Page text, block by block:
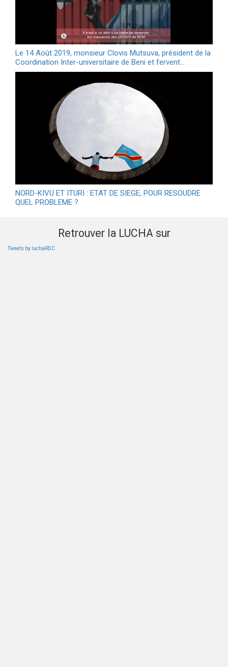
Le 14 Août 2019, monsieur Clovis Mutsuva, président de la
Coordination Inter-universitaire de Beni et fervent…
NORD-KIVU ET ITURI : ETAT DE SIEGE, POUR RESOUDRE
QUEL PROBLEME ?
Retrouver la LUCHA sur
Tweets by luchaRDC